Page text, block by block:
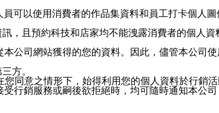
可以使用消費者的作品集資料和員工打卡個人
，且預約科技和店家均不能洩露消費者的個人
公司網站獲得的您的資料。因此，儘管本公司
方。
同意之情形下，始得利用您的個人資料於行銷
行銷服務或嗣後欲拒絕時，均可隨時通知本公